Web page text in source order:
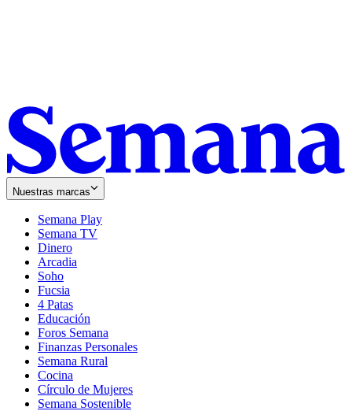
Nuestras marcas
Semana Play
Semana TV
Dinero
Arcadia
Soho
in
new
window
Fucsia
in
new
window
4 Patas
Educación
Foros Semana
Finanzas Personales
Semana Rural
Cocina
Círculo de Mujeres
Semana Sostenible